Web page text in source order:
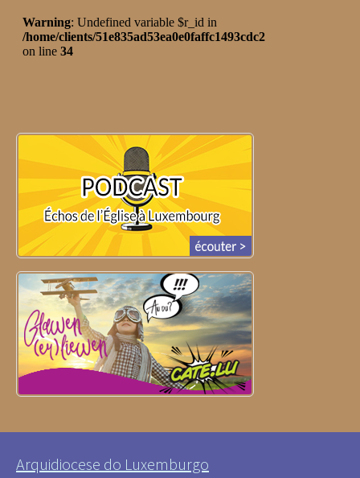
Arquidiocese do Luxemburgo